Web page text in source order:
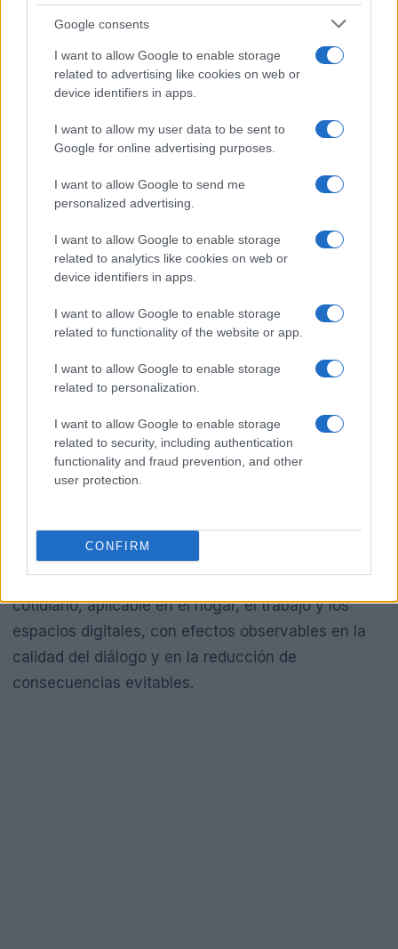
Google consents
I want to allow Google to enable storage
related to advertising like cookies on web or
device identifiers in apps.
I want to allow my user data to be sent to
Google for online advertising purposes.
I want to allow Google to send me
personalized advertising.
I want to allow Google to enable storage
related to analytics like cookies on web or
device identifiers in apps.
I want to allow Google to enable storage
related to functionality of the website or app.
I want to allow Google to enable storage
related to personalization.
I want to allow Google to enable storage
related to security, including authentication
functionality and fraud prevention, and other
user protection.
CONFIRM
relaciones y reputación. Preparar la conversación
con una estructura simple reduce la escalada:
una necesidad y proponer un siguiente paso. Esa
convierte un conflicto en oportunidad de ajuste de
La práctica sostenida disminuye la frecuencia de
implosión . Nombrar la emoción en voz baja,
mapear el cuerpo y anclar la atención en la
exhalación son microhabilidades que suman
segundos críticos para elegir conducta. En paralelo,
registrar patrones —horarios, temas, personas,
riesgo y planificar respuestas. Con estas
herramientas, la regulación emocional deja de ser
un ideal abstracto y se vuelve un protocolo
cotidiano, aplicable en el hogar, el trabajo y los
espacios digitales, con efectos observables en la
calidad del diálogo y en la reducción de
consecuencias evitables.